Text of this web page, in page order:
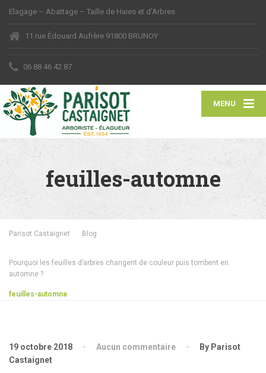
Elagage – Abattage – Taille de Haies et d'Arbres
11 rue Édouard Aufrère 91800 BRUNOY
06 88 46 42 87
MENU
feuilles-automne
Parisot Castaignet Blog
Pourquoi les feuilles d’arbres changent de couleur puis tombent en
automne ?
feuilles-automne
19 octobre 2018 Aucun commentaire
By Parisot
Castaignet